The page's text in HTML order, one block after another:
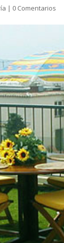
| 0 Comentarios